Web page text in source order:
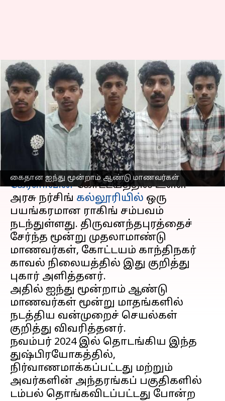
கைதான ஐந்து மூன்றாம் ஆண்டு மாணவர்கள்
காம்பஸில் குத்தப்பட்டு,
நிர்வாணமாக்கட்டு..:கேரள
நர்சிங் கல்லூரியில்
ராகிங் கொடுமை
எழுதியவர் Venkatalakshmi V Feb 12, 2025 02:15 pm
செய்தி முன்னோட்டம்
கேரளாவின்கோட்டயத்தில் உள்ள
அரசு நர்சிங் கல்லூரியில் ஒரு
பயங்கரமான ராகிங் சம்பவம்
நடந்துள்ளது. திருவனந்தபுரத்தைச்
சேர்ந்த மூன்று முதலாமாண்டு
மாணவர்கள், கோட்டயம் காந்திநகர்
காவல் நிலையத்தில் இது குறித்து
புகார் அளித்தனர்.
அதில் ஐந்து மூன்றாம் ஆண்டு
மாணவர்கள் மூன்று மாதங்களில்
நடத்திய வன்முறைச் செயல்கள்
குறித்து விவரித்தனர்.
நவம்பர் 2024 இல் தொடங்கிய இந்த
துஷ்பிரயோகத்தில்,
நிர்வாணமாக்கப்பட்டது மற்றும்
அவர்களின் அந்தரங்கப் பகுதிகளில்
டம்பல் தொங்கவிடப்பட்டது போன்ற